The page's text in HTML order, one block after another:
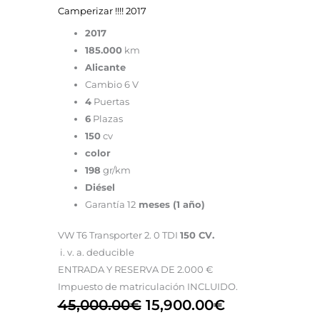
Camperizar !!!! 2017
2017
185.000km
Alicante
Cambio 6 V
4Puertas
6Plazas
150cv
color
198 gr/km
Diésel
Garantía 12meses (1 año)
VW T6 Transporter 2. 0 TDI 150 CV.
i. v. a. deducible
ENTRADA Y RESERVA DE 2.000 €
Impuesto de matriculación INCLUIDO.
45,000.00€ 15,900.00€